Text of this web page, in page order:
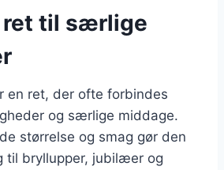
ret til særlige
en ret, der ofte forbindes
og særlige middage.
størrelse og smag gør den
til bryllupper, jubilæer og